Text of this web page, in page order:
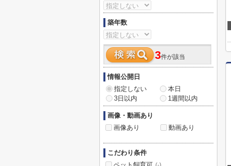
築年数
3件が該当
情報公開日
指定しない
本日
3日以内
1週間以内
画像・動画あり
画像あり
動画あり
こだわり条件